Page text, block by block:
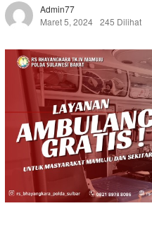
Admin77
Maret 5, 2024 245 Dilihat